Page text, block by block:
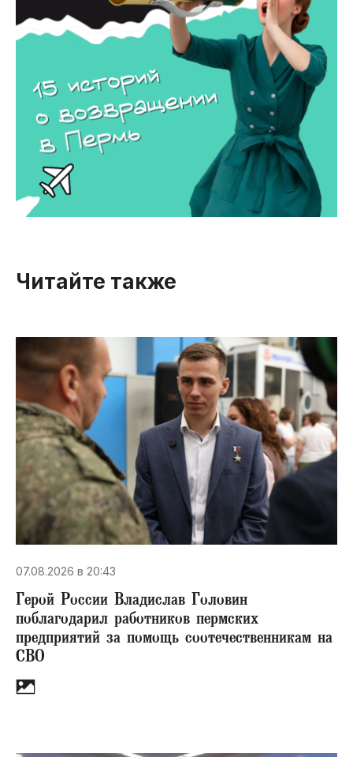
Читайте также
07.08.2026 в 20:43
Герой России Владислав Головин
поблагодарил работников пермских
предприятий за помощь соотечественникам на
СВО